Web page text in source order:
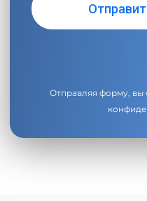
Отправляя форму, вы